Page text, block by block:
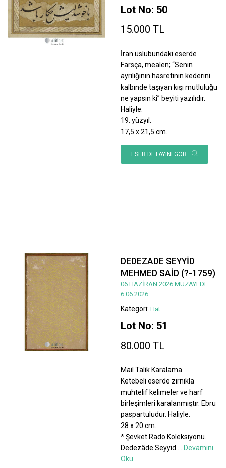
Lot No: 50
15.000 TL
İran üslubundaki eserde
Farsça, mealen; “Senin
ayrılığının hasretinin kederini
kalbinde taşıyan kişi mutluluğu
ne yapsın ki” beyiti yazılıdır.
Haliyle.
19. yüzyıl.
17,5 x 21,5 cm.
ESER DETAYINI GÖR
DEDEZADE SEYYİD
MEHMED SAİD (?-1759)
06 HAZİRAN 2026 MÜZAYEDE
6.06.2026
Kategori: Hat
Lot No: 51
80.000 TL
Mail Talik Karalama
Ketebeli eserde zırnıkla
muhtelif kelimeler ve harf
birleşimleri karalanmıştır. Ebru
paspartuludur. Haliyle.
28 x 20 cm.
* Şevket Rado Koleksiyonu.
Dedezâde Seyyid
Devamını
Oku